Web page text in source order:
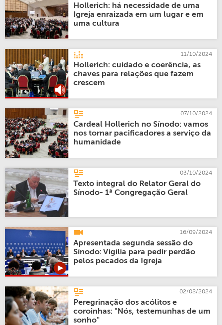
Hollerich: há necessidade de uma
Igreja enraizada em um lugar e em
uma cultura
11/10/2024
Hollerich: cuidado e coerência, as
chaves para relações que fazem
crescem
07/10/2024
Cardeal Hollerich no Sínodo: vamos
nos tornar pacificadores a serviço da
humanidade
03/10/2024
Texto integral do Relator Geral do
Sínodo- 1ª Congregação Geral
16/09/2024
Apresentada segunda sessão do
Sínodo: Vigília para pedir perdão
pelos pecados da Igreja
02/08/2024
Peregrinação dos acólitos e
coroinhas: "Nós, testemunhas de um
sonho"